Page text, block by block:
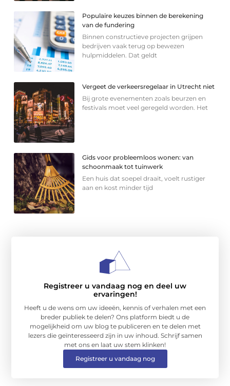
Populaire keuzes binnen de berekening
van de fundering
Binnen constructieve projecten grijpen
bedrijven vaak terug op bewezen
hulpmiddelen. Dat geldt
Vergeet de verkeersregelaar in Utrecht niet
Bij grote evenementen zoals beurzen en
festivals moet veel geregeld worden. Het
Gids voor probleemloos wonen: van
schoonmaak tot tuinwerk
Een huis dat soepel draait, voelt rustiger
aan en kost minder tijd
Registreer u vandaag nog en deel uw
ervaringen!
Heeft u de wens om uw ideeën, kennis of verhalen met een
breder publiek te delen? Ons platform biedt u de
mogelijkheid om uw blog te publiceren en te delen met
lezers die geïnteresseerd zijn in uw inhoud. Schrijf samen
met ons en laat uw stem klinken!
Registreer u vandaag nog